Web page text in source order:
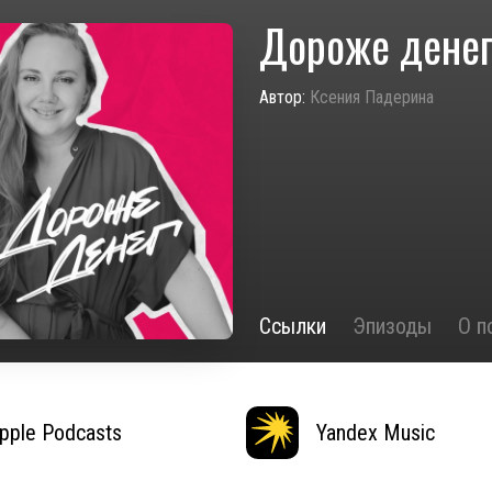
Дороже денег
Автор: Ксения Падерина
Ссылки Эпизоды О
Podcasts Yandex Music